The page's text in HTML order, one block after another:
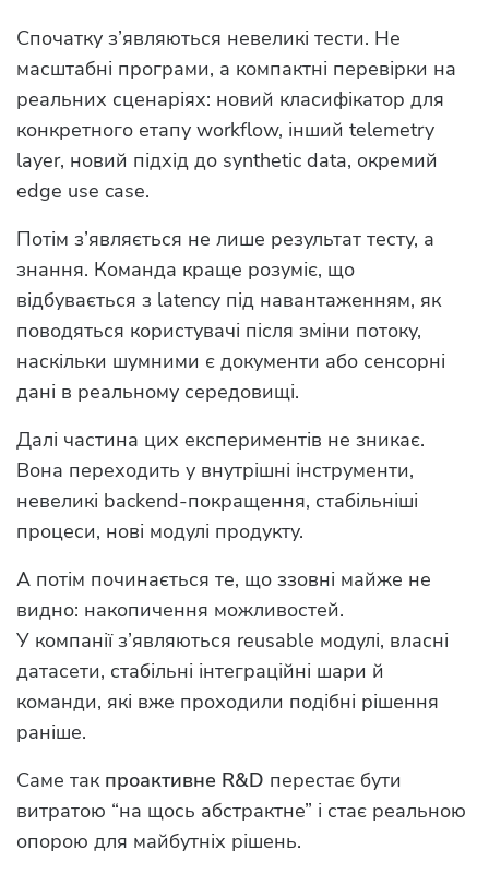
Спочатку з’являються невеликі тести. Не
масштабні програми, а компактні перевірки на
реальних сценаріях: новий класифікатор для
конкретного етапу workflow, інший telemetry
layer, новий підхід до synthetic data, окремий
edge use case.
Потім з’являється не лише результат тесту, а
знання. Команда краще розуміє, що
відбувається з latency під навантаженням, як
поводяться користувачі після зміни потоку,
наскільки шумними є документи або сенсорні
дані в реальному середовищі.
Далі частина цих експериментів не зникає.
Вона переходить у внутрішні інструменти,
невеликі backend-покращення, стабільніші
процеси, нові модулі продукту.
А потім починається те, що ззовні майже не
видно: накопичення можливостей.
У компанії з’являються reusable модулі, власні
датасети, стабільні інтеграційні шари й
команди, які вже проходили подібні рішення
раніше.
Саме так проактивне R&D перестає бути
витратою “на щось абстрактне” і стає реальною
опорою для майбутніх рішень.